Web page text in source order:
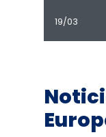
19/03